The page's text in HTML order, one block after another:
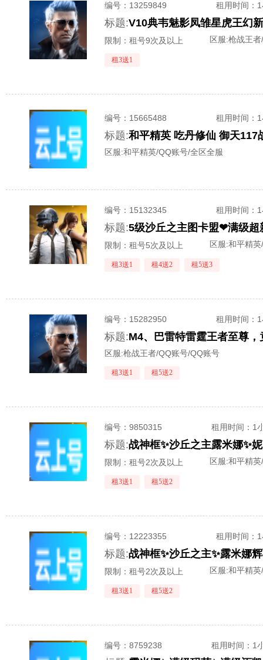
编号： 13259849 租用时间 ：
标题:
限制：租号9次及以上 区服:枪战王
租3送1
编号： 15665488 租用时间 ：
标题:
区服:和平精英/QQ账号/全区全服
编号： 15132345 租用时间 ：
标题:5级沙丘之主图卡盟❤满级
限制：租号5次及以上 区服:和平精
租3送1 租4送2 租5送3
编号： 15282950 租用时间 ：
标题:
区服:枪战王者/QQ账号/QQ账号
租3送1 租5送2
编号：9850315 租用时间 ：1
标题:
限制：租号2次及以上 区服:和平精
租3送1 租5送2
编号： 12223355 租用时间 ：
标题:
限制：租号2次及以上 区服:和平精
租3送1 租5送2
编号：8759238 租用时间 ：1